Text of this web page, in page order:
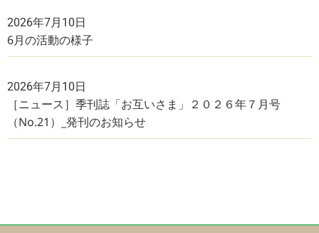
2026年7月10日
6月の活動の様子
2026年7月10日
［ニュース］季刊誌「お互いさま」２０２６年７月号
（No.21）_発刊のお知らせ